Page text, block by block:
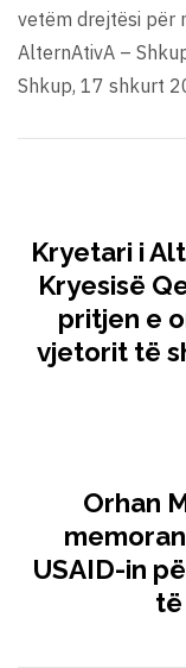
vetëm drejtësi për
AlternAtivA –
Shkup, 17 shkurt
Kryetari i
Kryesisë
pritjen e
vjetorit të
Orhan
USAID-in
të